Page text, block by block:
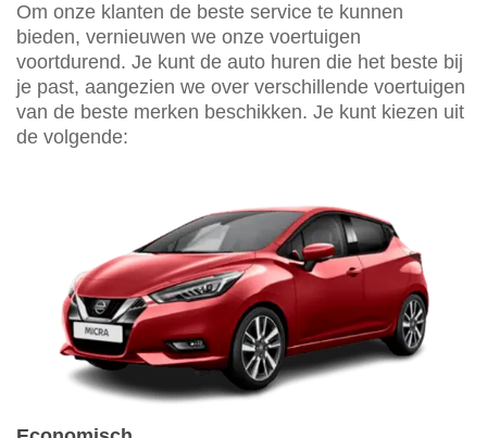
Om onze klanten de beste service te kunnen
bieden, vernieuwen we onze voertuigen
voortdurend. Je kunt de auto huren die het beste bij
je past, aangezien we over verschillende voertuigen
van de beste merken beschikken. Je kunt kiezen uit
de volgende: